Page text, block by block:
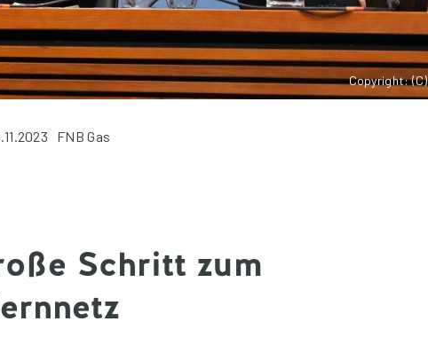
Copyright:
FNB Gas
Schritt zum